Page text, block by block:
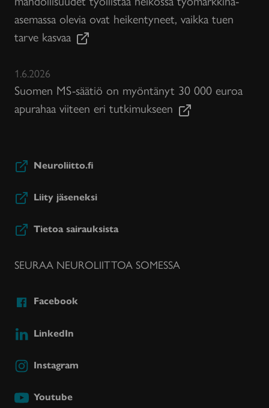
asemassa olevia ovat heikentyneet, vaikka tuen
tarve kasvaa
1.6.2026
Suomen MS-säätiö on myöntänyt 30 000 euroa
apurahaa viiteen eri tutkimukseen
Neuroliitto.fi
Liity jäseneksi
Tietoa sairauksista
SEURAA NEUROLIITTOA SOMESSA
Facebook
LinkedIn
Instagram
Youtube